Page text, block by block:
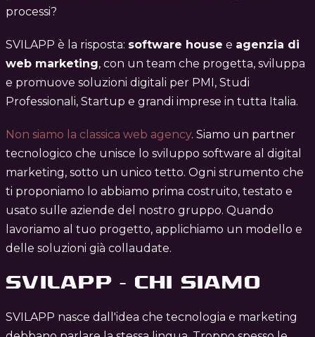
processi?
SVILAPP è la risposta: software house e agenzia di
web marketing, con un team che progetta, sviluppa
e promuove soluzioni digitali per PMI, Studi
Professionali, Startup e grandi imprese in tutta Italia.
Non siamo la classica web agency. Siamo un partner
tecnologico che unisce lo sviluppo software al digital
marketing, sotto un unico tetto. Ogni strumento che
ti proponiamo lo abbiamo prima costruito, testato e
usato sulle aziende del nostro gruppo. Quando
lavoriamo al tuo progetto, applichiamo un modello e
delle soluzioni già collaudate.
SVILAPP - CHI SIAMO
SVILAPP nasce dall'idea che tecnologia e marketing